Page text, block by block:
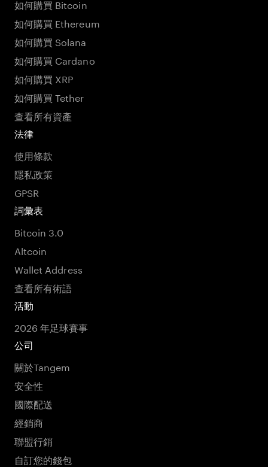
如何購買 Bitcoin
如何購買 Ethereum
如何購買 Solana
如何購買 Cardano
如何購買 XRP
如何購買 Tether
查看所有資產
法律
使用條款
隱私政策
GPSR
詞彙表
Bitcoin 3.0
Altcoin
Wallet Address
查看所有術語
活動
2026 年足球賽事
公司
關於Tangem
安全性
國際配送
經銷商
聯盟行銷
自訂您的錢包